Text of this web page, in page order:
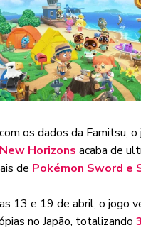
os dados da Famitsu, o
Horizons acaba de
de Pokémon Sword e
13 e 19 de abril, o jogo
no Japão, totalizando